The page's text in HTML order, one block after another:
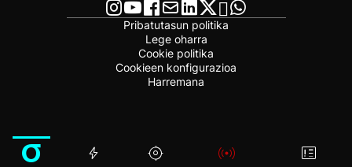
Pribatutasun politika
Lege oharra
Cookie politika
Cookieen konfigurazioa
Harremana